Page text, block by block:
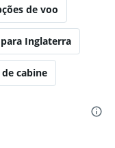
de voo
Inglaterra
cabine